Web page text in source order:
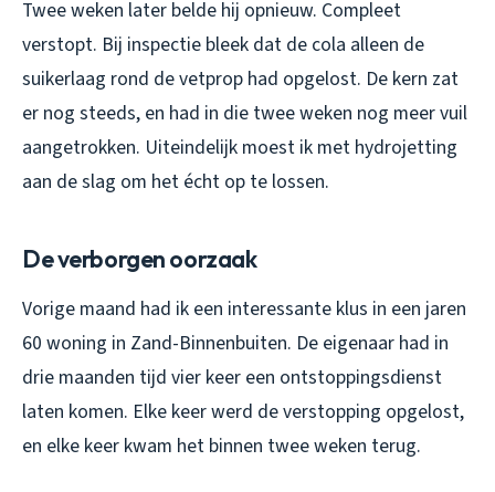
Twee weken later belde hij opnieuw. Compleet
verstopt. Bij inspectie bleek dat de cola alleen de
suikerlaag rond de vetprop had opgelost. De kern zat
er nog steeds, en had in die twee weken nog meer vuil
aangetrokken. Uiteindelijk moest ik met hydrojetting
aan de slag om het écht op te lossen.
De verborgen oorzaak
Vorige maand had ik een interessante klus in een jaren
60 woning in Zand-Binnenbuiten. De eigenaar had in
drie maanden tijd vier keer een ontstoppingsdienst
laten komen. Elke keer werd de verstopping opgelost,
en elke keer kwam het binnen twee weken terug.